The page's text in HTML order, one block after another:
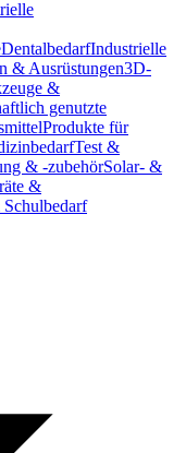
DentalbedarfIndustrielle
& Ausrüstungen3D-
&
genutzte
Produkte für
Test &
& -zubehörSolar- &
&